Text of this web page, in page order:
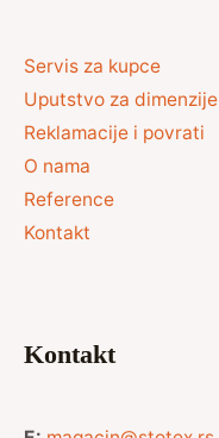
Servis za kupce
Uputstvo za dimenzije
Reklamacije i povrati
O nama
Reference
Kontakt
Kontakt